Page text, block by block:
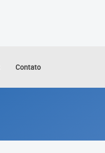
Contato